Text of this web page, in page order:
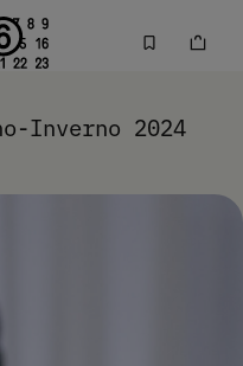
al footer
Inverno 2024